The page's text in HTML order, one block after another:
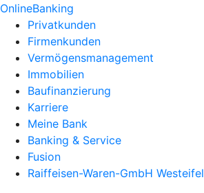
OnlineBanking
Privatkunden
Firmenkunden
Vermögensmanagement
Immobilien
Baufinanzierung
Karriere
Meine Bank
Banking & Service
Fusion
Raiffeisen-Waren-GmbH Westeifel